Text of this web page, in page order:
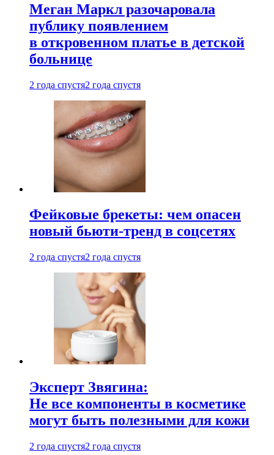
Меган Маркл разочаровала
публику появлением
в откровенном платье в детской
больнице
2 года спустя2 года спустя
Фейковые брекеты: чем опасен
новый бьюти-тренд в соцсетях
2 года спустя2 года спустя
Эксперт Звягина:
Не все компоненты в косметике
могут быть полезными для кожи
2 года спустя2 года спустя